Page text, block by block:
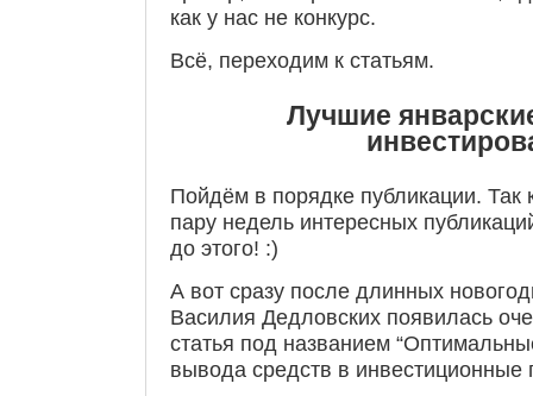
как у нас не конкурс.
Всё, переходим к статьям.
Лучшие
Пойдём в порядке публикации. Так
пару недель интересных
до этого! :)
А вот сразу после длинных
Василия Дедловских появилась
статья под названием
вывода средств в инвестиционные